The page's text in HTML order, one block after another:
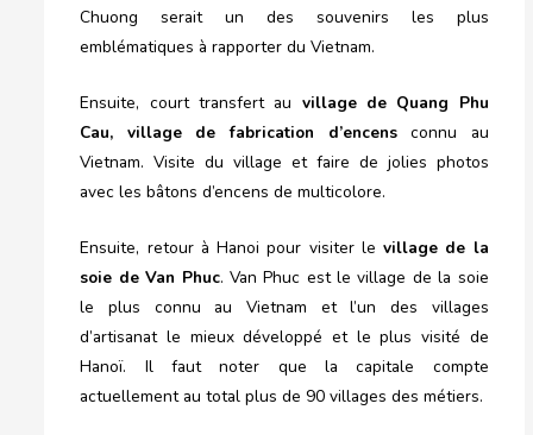
Chuong serait un des souvenirs les plus
emblématiques à rapporter du Vietnam.
Ensuite, court transfert au village de Quang Phu
Cau, village de fabrication d’encensconnu au
Vietnam. Visite du village et faire de jolies photos
avec les bâtons d’encens de multicolore.
Ensuite, retour à Hanoi pour visiter levillage de la
soie de Van Phuc. Van Phuc est le village de la soie
le plus connu au Vietnam et l’un des villages
d’artisanat le mieux développé et le plus visité de
Hanoï. Il faut noter que la capitale compte
actuellement au total plus de 90 villages des métiers.